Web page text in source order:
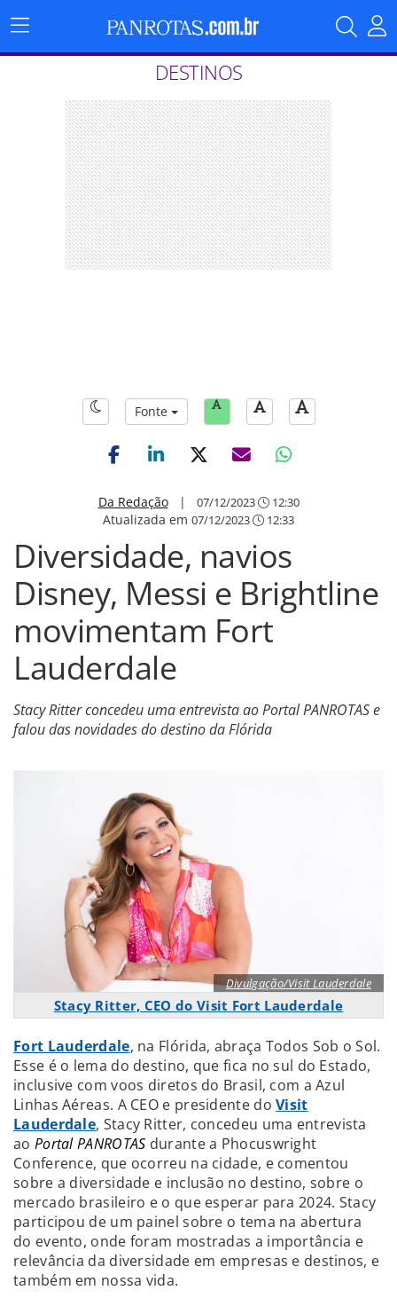
Menu
Principal
DESTINOS
Fonte
Da Redação| 07/12/2023 12:30
Atualizada em 07/12/2023 12:33
Diversidade, navios
Disney, Messi e Brightline
movimentam Fort
Lauderdale
Stacy Ritter concedeu uma entrevista ao Portal PANROTAS e
falou das novidades do destino da Flórida
Divulgação/Visit Lauderdale
Stacy Ritter, CEO do Visit Fort Lauderdale
Fort Lauderdale, na Flórida, abraça Todos Sob o Sol.
Esse é o lema do destino, que fica no sul do Estado,
inclusive com voos diretos do Brasil, com a Azul
Linhas Aéreas. A CEO e presidente doVisit
Lauderdale, Stacy Ritter, concedeu uma entrevista
ao Portal PANROTAS durante a Phocuswright
Conference, que ocorreu na cidade, e comentou
sobre a diversidade e inclusão no destino, sobre o
mercado brasileiro e o que esperar para 2024. Stacy
participou de um painel sobre o tema na abertura
do evento, onde foram mostradas a importância e
relevância da diversidade em empresas e destinos, e
também em nossa vida.